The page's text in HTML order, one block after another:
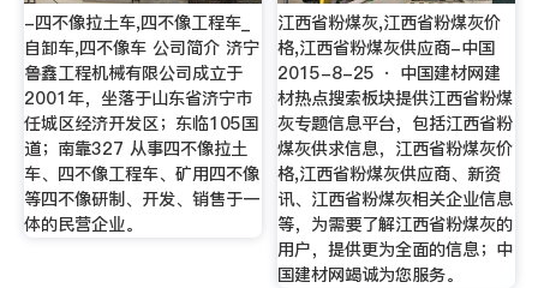
-四不像拉土车,四不像工程车_
自卸车,四不像车 公司简介 济宁
鲁鑫工程机械有限公司成立于
2001年，坐落于山东省济宁市
任城区经济开发区；东临105国
道；南靠327 从事四不像拉土
车、四不像工程车、矿用四不像
等四不像研制、开发、销售于一
体的民营企业。
江西省粉煤灰,江西省粉煤灰价
格,江西省粉煤灰供应商-中国
2015-8-25 · 中国建材网建
材热点搜索板块提供江西省粉煤
灰专题信息平台，包括江西省粉
煤灰供求信息，江西省粉煤灰价
格,江西省粉煤灰供应商、新资
讯、江西省粉煤灰相关企业信息
等，为需要了解江西省粉煤灰的
用户，提供更为全面的信息；中
国建材网竭诚为您服务。